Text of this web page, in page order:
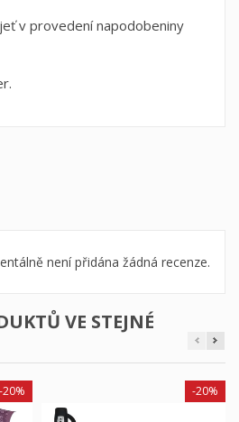
v provedení napodobeniny
není přidána žádná recenze.
VE STEJNÉ
-20% -20%